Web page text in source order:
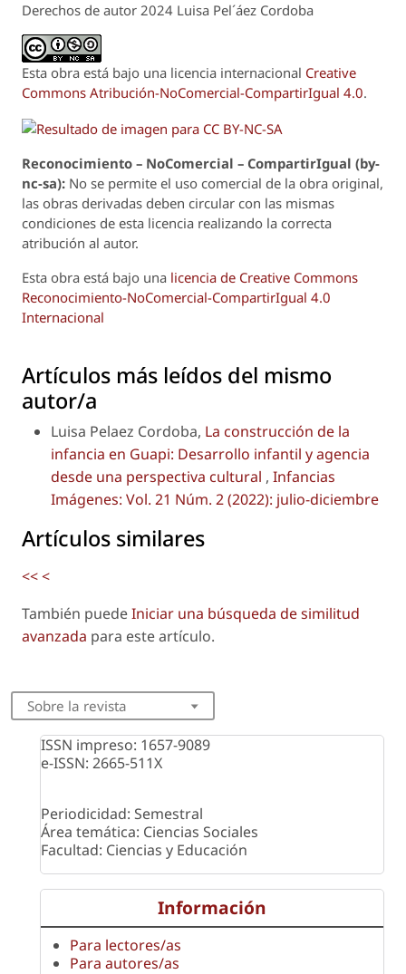
Derechos de autor 2024 Luisa Pel´áez Cordoba
Esta obra está bajo una licencia internacional Creative
Commons Atribución-NoComercial-CompartirIgual 4.0.
Reconocimiento – NoComercial – CompartirIgual (by-
nc-sa): No se permite el uso comercial de la obra original,
las obras derivadas deben circular con las mismas
condiciones de esta licencia realizando la correcta
atribución al autor.
Esta obra está bajo una licencia de Creative Commons
Reconocimiento-NoComercial-CompartirIgual 4.0
Internacional
Artículos más leídos del mismo
autor/a
Luisa Pelaez Cordoba, La construcción de la
infancia en Guapi: Desarrollo infantil y agencia
desde una perspectiva cultural , Infancias
Imágenes: Vol. 21 Núm. 2 (2022): julio-diciembre
Artículos similares
<<<
También puedeIniciar una búsqueda de similitud
avanzada para este artículo.
Sobre la revista
ISSN impreso: 1657-9089
e-ISSN: 2665-511X
Periodicidad: Semestral
Área temática: Ciencias Sociales
Facultad: Ciencias y Educación
Información
Para lectores/as
Para autores/as